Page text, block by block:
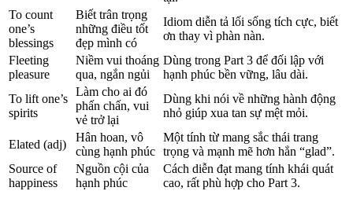
To count
one’s
blessings
Biết trân trọng
những điều tốt
đẹp mình có
Idiom diễn tả lối sống tích cực, biết
ơn thay vì phàn nàn.
Fleeting
pleasure
Niềm vui thoáng
qua, ngắn ngủi
Dùng trong Part 3 để đối lập với
hạnh phúc bền vững, lâu dài.
To lift one’s
spirits
Làm cho ai đó
phấn chấn, vui
vẻ trở lại
Dùng khi nói về những hành động
nhỏ giúp xua tan sự mệt mỏi.
Elated (adj)
Hân hoan, vô
cùng hạnh phúc
Một tính từ mang sắc thái trang
trọng và mạnh mẽ hơn hẳn “glad”.
Source of
happiness
Nguồn cội của
hạnh phúc
Cách diễn đạt mang tính khái quát
cao, rất phù hợp cho Part 3.